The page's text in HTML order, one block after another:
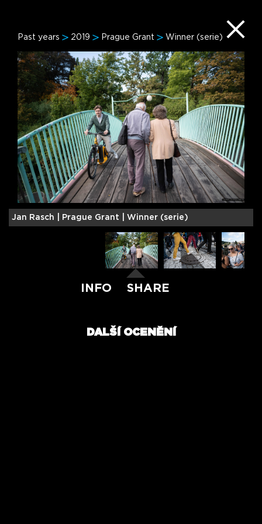
Past years 2019 Prague Grant Winner (serie)
Jan Rasch | Prague Grant | Winner (serie)
INFO SHARE
DALŠÍ OCENĚNÍ